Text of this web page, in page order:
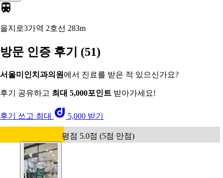
을지로3가역 2호선 283m
방문 인증 후기 (51)
서울미인치과의원 에서 진료를 받은 적 있으신가요?
후기 공유하고 최대 5,000포인트 받아가세요!
후기 쓰고 최대 5,000 받기
평점 5.0점 (5점 만점)